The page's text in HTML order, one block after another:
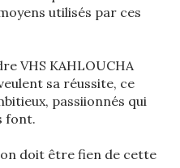
utilisés par ces
VHS KAHLOUCHA
sa réussite, ce
passiionnés qui
font.
doit être fien de cette